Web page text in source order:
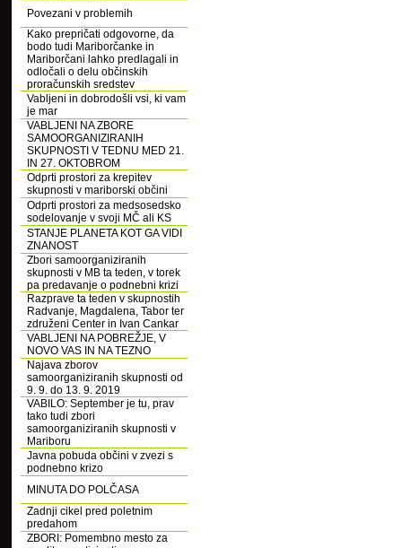
Povezani v problemih
Kako prepričati odgovorne, da
bodo tudi Mariborčanke in
Mariborčani lahko predlagali in
odločali o delu občinskih
proračunskih sredstev
Vabljeni in dobrodošli vsi, ki vam
je mar
VABLJENI NA ZBORE
SAMOORGANIZIRANIH
SKUPNOSTI V TEDNU MED 21.
IN 27. OKTOBROM
Odprti prostori za krepitev
skupnosti v mariborski občini
Odprti prostori za medsosedsko
sodelovanje v svoji MČ ali KS
STANJE PLANETA KOT GA VIDI
ZNANOST
Zbori samoorganiziranih
skupnosti v MB ta teden, v torek
pa predavanje o podnebni krizi
Razprave ta teden v skupnostih
Radvanje, Magdalena, Tabor ter
združeni Center in Ivan Cankar
VABLJENI NA POBREŽJE, V
NOVO VAS IN NA TEZNO
Najava zborov
samoorganiziranih skupnosti od
9. 9. do 13. 9. 2019
VABILO: September je tu, prav
tako tudi zbori
samoorganiziranih skupnosti v
Mariboru
Javna pobuda občini v zvezi s
podnebno krizo
MINUTA DO POLČASA
Zadnji cikel pred poletnim
predahom
ZBORI: Pomembno mesto za